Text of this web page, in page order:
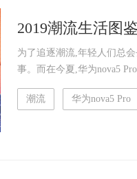
2019潮流生活图
样的精致感
为了追逐潮流,年轻人们总
事。而在今夏,华为nova5
潮流 华为nova5 Pro